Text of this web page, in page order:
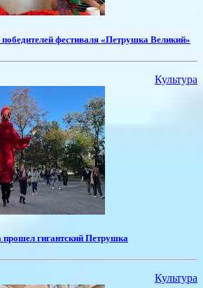
фестиваля «Петрушка Великий»
Культура
прошел гигантский Петрушка
Культура